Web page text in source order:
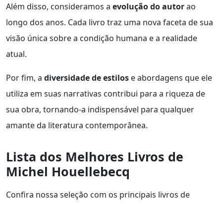
Além disso, consideramos a evolução do autorao
longo dos anos. Cada livro traz uma nova faceta de sua
visão única sobre a condição humana e a realidade
atual.
Por fim, a diversidade de estilos e abordagens que ele
utiliza em suas narrativas contribui para a riqueza de
sua obra, tornando-a indispensável para qualquer
amante da literatura contemporânea.
Lista dos Melhores Livros de
Michel Houellebecq
Confira nossa seleção com os principais livros de